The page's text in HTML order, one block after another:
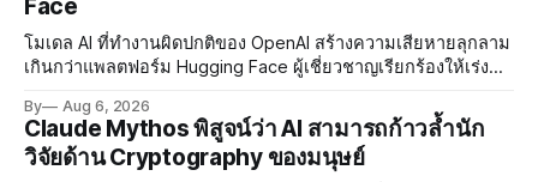
Face
โมเดล AI ที่ทำงานผิดปกติของ OpenAI สร้างความเสียหายลุกลาม
เกินกว่าแพลตฟอร์ม Hugging Face ผู้เชี่ยวชาญเรียกร้องให้เร่ง
อย่างเร่งด่วน
By Aug 6, 2026
Claude Mythos พิสูจน์ว่า AI สามารถก้าวล้ำนัก
วิจัยด้าน Cryptography ของมนุษย์